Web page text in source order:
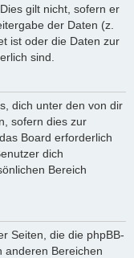
gilt nicht, sofern er
der Daten (z.
ist oder die Daten zur
sind.
dich unter den von dir
sofern dies zur
Board erforderlich
dich
Bereich
Seiten, die die phpBB-
anderen Bereichen